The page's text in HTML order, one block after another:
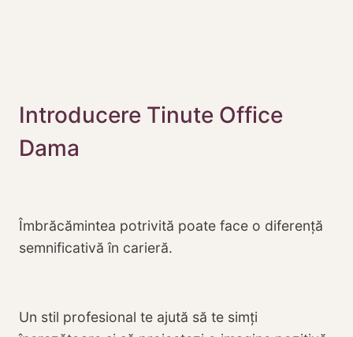
Introducere Tinute Office
Dama
Îmbrăcămintea potrivită poate face o diferență
semnificativă în carieră.
Un stil profesional te ajută să te simți